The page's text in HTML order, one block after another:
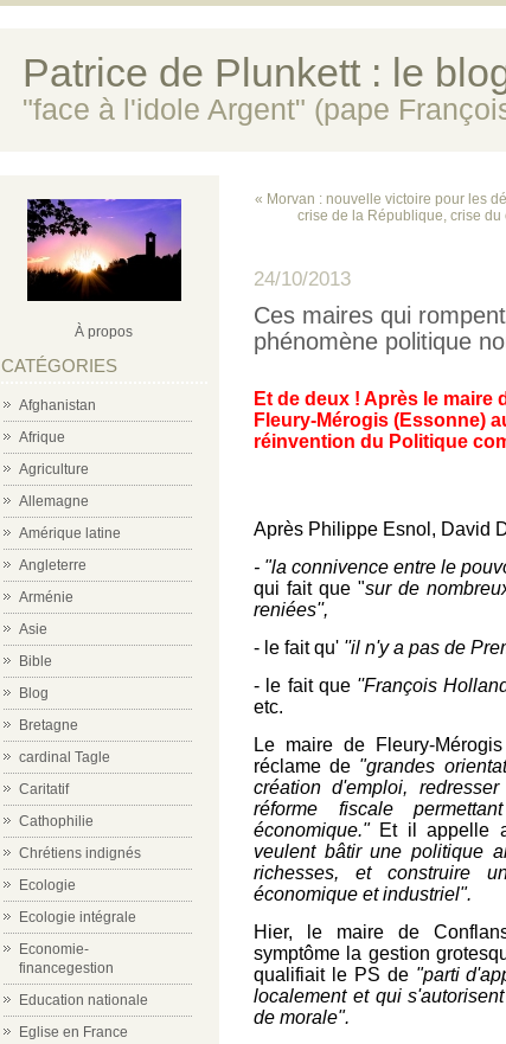
Patrice de Plunkett : le
"face à l'idole Argent" (pape
À propos
CATÉGORIES
Afghanistan
Afrique
Agriculture
Allemagne
Amérique latine
Angleterre
Arménie
Asie
Bible
Blog
Bretagne
cardinal Tagle
Caritatif
Cathophilie
Chrétiens indignés
Ecologie
Ecologie intégrale
Economie-
financegestion
Education nationale
Eglise en France
« Morvan : nouvelle victoire pour les
crise de la République, crise
24/10/2013
Ces maires qui
phénomène politique
Et de deux ! Après le maire
Fleury-Mérogis (Essonne)
réinvention du Politique
Après Philippe Esnol, David
- "la connivence entre le
qui fait que "sur de
reniées'',
- le fait qu' ''il n'y a pas de
- le fait que ''François
etc.
Le maire de Fleury-
réclame de "grandes
création d'emploi,
réforme fiscale
économique."Et il appelle
veulent bâtir une politique
richesses, et construire
économique et industriel".
Hier, le maire de
symptôme la gestion
qualifiait le PS de "parti
localement et qui
de morale".